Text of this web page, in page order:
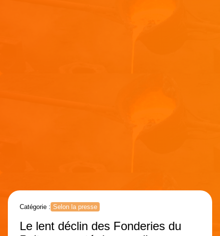
Catégorie : Selon la presse
Le lent déclin des Fonderies du